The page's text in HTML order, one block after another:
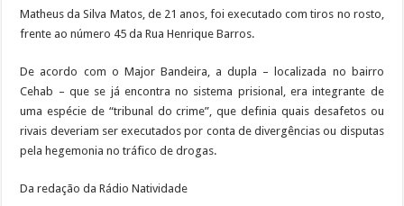
Matheus da Silva Matos, de 21 anos, foi executado com tiros no rosto,
frente ao número 45 da Rua Henrique Barros.
De acordo com o Major Bandeira, a dupla – localizada no bairro
Cehab – que se já encontra no sistema prisional, era integrante de
uma espécie de “tribunal do crime”, que definia quais desafetos ou
rivais deveriam ser executados por conta de divergências ou disputas
pela hegemonia no tráfico de drogas.
Da redação da Rádio Natividade